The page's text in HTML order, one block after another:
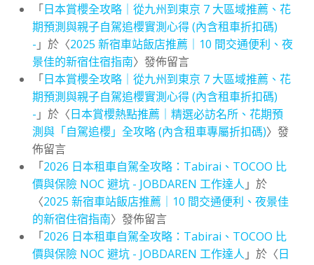
「日本賞櫻全攻略｜從九州到東京 7 大區域推薦、花
期預測與親子自駕追櫻實測心得 (內含租車折扣碼)
- 」於〈2025 新宿車站飯店推薦｜10 間交通便利、夜
景佳的新宿住宿指南〉發佈留言
「日本賞櫻全攻略｜從九州到東京 7 大區域推薦、花
期預測與親子自駕追櫻實測心得 (內含租車折扣碼)
- 」於〈日本賞櫻熱點推薦｜精選必訪名所、花期預
測與「自駕追櫻」全攻略 (內含租車專屬折扣碼)〉發
佈留言
「2026 日本租車自駕全攻略：Tabirai、TOCOO 比
價與保險 NOC 避坑 - JOBDAREN 工作達人 」於
〈2025 新宿車站飯店推薦｜10 間交通便利、夜景佳
的新宿住宿指南〉發佈留言
「2026 日本租車自駕全攻略：Tabirai、TOCOO 比
價與保險 NOC 避坑 - JOBDAREN 工作達人 」於〈日